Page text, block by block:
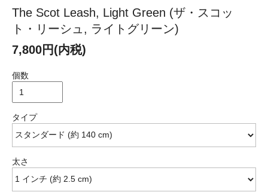
The Scot Leash, Light Green (ザ・スコッ
ト・リーシュ, ライトグリーン)
7,800円(内税)
個数
タイプ
太さ